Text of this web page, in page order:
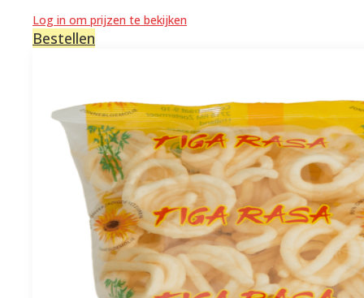
Log in om prijzen te bekijken
Bestellen